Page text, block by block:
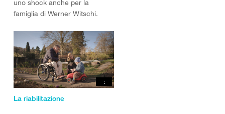
uno shock anche per la
famiglia di Werner Witschi.
:
La riabilitazione